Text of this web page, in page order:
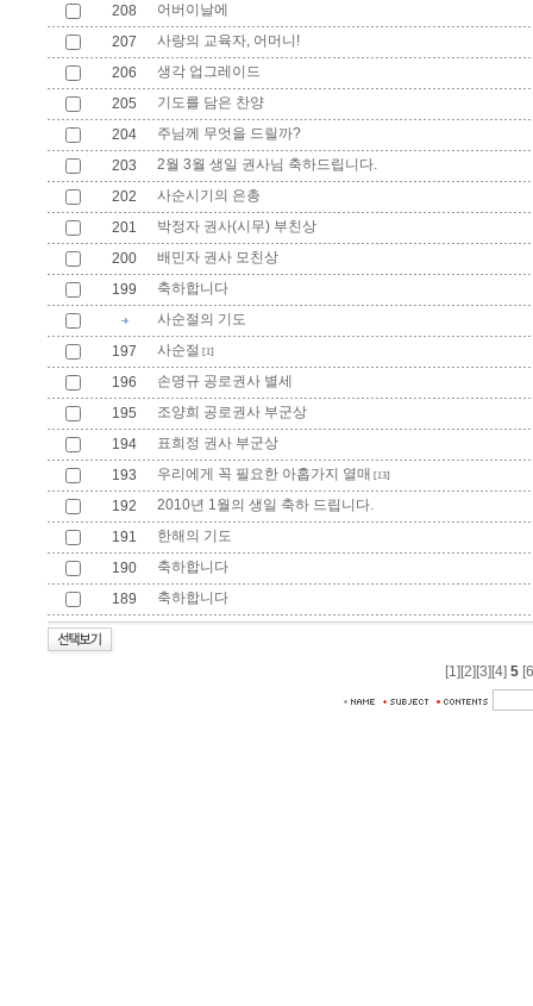
208
어버이날에
207
사랑의 교육자, 어머니!
206
생각 업그레이드
205
기도를 담은 찬양
204
주님께 무엇을 드릴까?
203
2월 3월 생일 권사님 축하드립니다.
202
사순시기의 은총
201
박정자 권사(시무) 부친상
200
배민자 권사 모친상
199
축하합니다
사순절의 기도
197
사순절 [1]
196
손명규 공로권사 별세
195
조양희 공로권사 부군상
194
표희정 권사 부군상
193
우리에게 꼭 필요한 아홉가지 열매 [13]
192
2010년 1월의 생일 축하 드립니다.
191
한해의 기도
190
축하합니다
189
축하합니다
[1] [2] [3] [4] 5